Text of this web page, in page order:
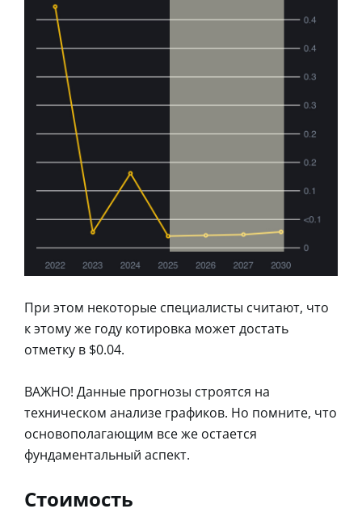
При этом некоторые специалисты считают, что
к этому же году котировка может достать
отметку в $0.04.
ВАЖНО! Данные прогнозы строятся на
техническом анализе графиков. Но помните, что
основополагающим все же остается
фундаментальный аспект.
Стоимость